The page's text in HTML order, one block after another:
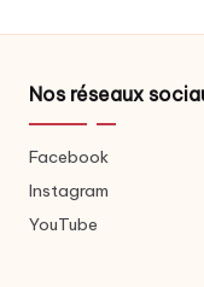
Nos réseaux
Facebook
Instagram
YouTube